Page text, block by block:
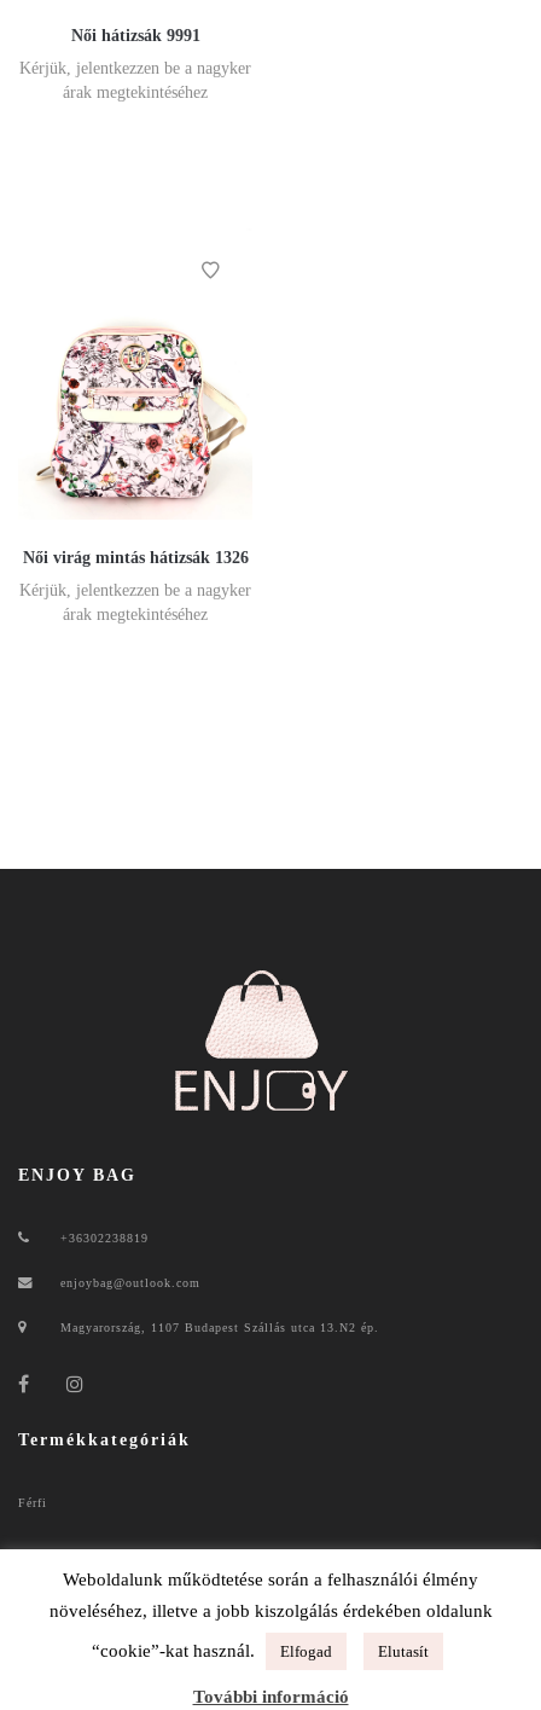
Női hátizsák 9991
Kérjük, jelentkezzen be a nagyker
árak megtekintéséhez
Női virág mintás hátizsák 1326
Kérjük, jelentkezzen be a nagyker
árak megtekintéséhez
ENJOY BAG
+36302238819
enjoybag@outlook.com
Magyarország, 1107 Budapest Szállás utca 13.N2 ép.
Termékkategóriák
Férfi
ADATKEZELÉSI TÁJÉKOZTATÓ
Weboldalunk működtetése során a felhasználói élmény
növeléséhez, illetve a jobb kiszolgálás érdekében oldalunk
“cookie”-kat használ. Elfogad Elutasít
További információ